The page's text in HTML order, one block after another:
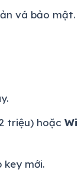
vá bảo mật.
triệu) hoặc
mới.